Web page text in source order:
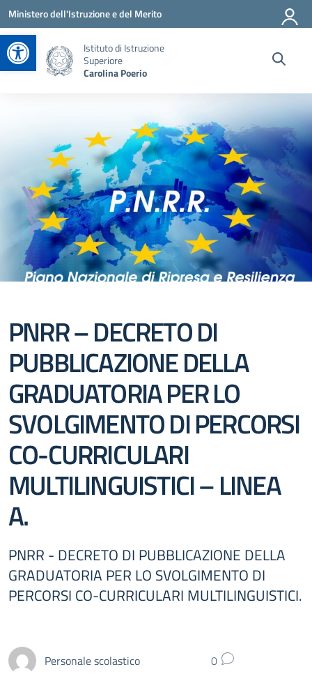
Apri la barra degli strumenti
Vai ai contenuti
Vai al menu di navigazione
Vai al footer
Ministero dell'Istruzione e del Merito
Istituto di Istruzione
Superiore
Carolina Poerio
PNRR – DECRETO DI
PUBBLICAZIONE DELLA
GRADUATORIA PER LO
SVOLGIMENTO DI PERCORSI
CO-CURRICULARI
MULTILINGUISTICI – LINEA
A.
PNRR - DECRETO DI PUBBLICAZIONE DELLA
GRADUATORIA PER LO SVOLGIMENTO DI
PERCORSI CO-CURRICULARI MULTILINGUISTICI.
Personale scolastico 0